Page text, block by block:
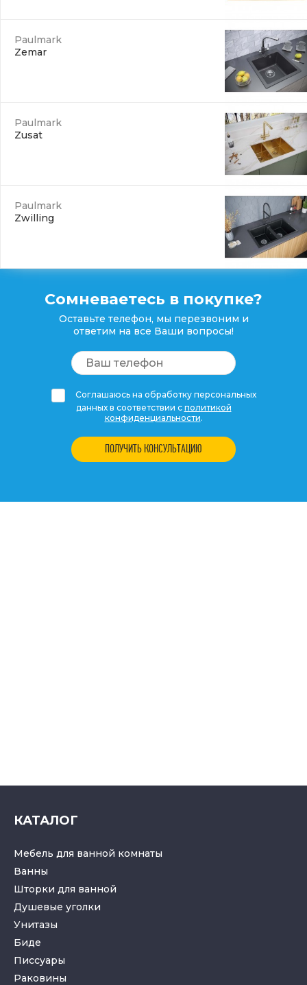
Paulmark
Zemar
Paulmark
Zusat
Paulmark
Zwilling
Сомневаетесь в покупке?
Оставьте телефон, мы перезвоним и
ответим на все Ваши вопросы!
Соглашаюсь на обработку персональных
данных в соответствии с политикой
конфиденциальности.
ПОЛУЧИТЬ КОНСУЛЬТАЦИЮ
КАТАЛОГ
Мебель для ванной комнаты
Ванны
Шторки для ванной
Душевые уголки
Унитазы
Биде
Писсуары
Раковины